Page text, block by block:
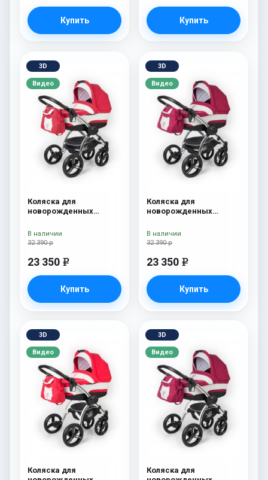
Купить Купить
3D
Видео
Коляска для
новорожденных
Chrome) Red Lux
32 390 р
23 350 e
Купить
В наличии
3D
Видео
Коляска для
новорожденных
Chrome) Borduex
32 390 р
23 350 e
Купить
В наличии
3D
Видео
Коляска для
3D
Видео
Коляска для